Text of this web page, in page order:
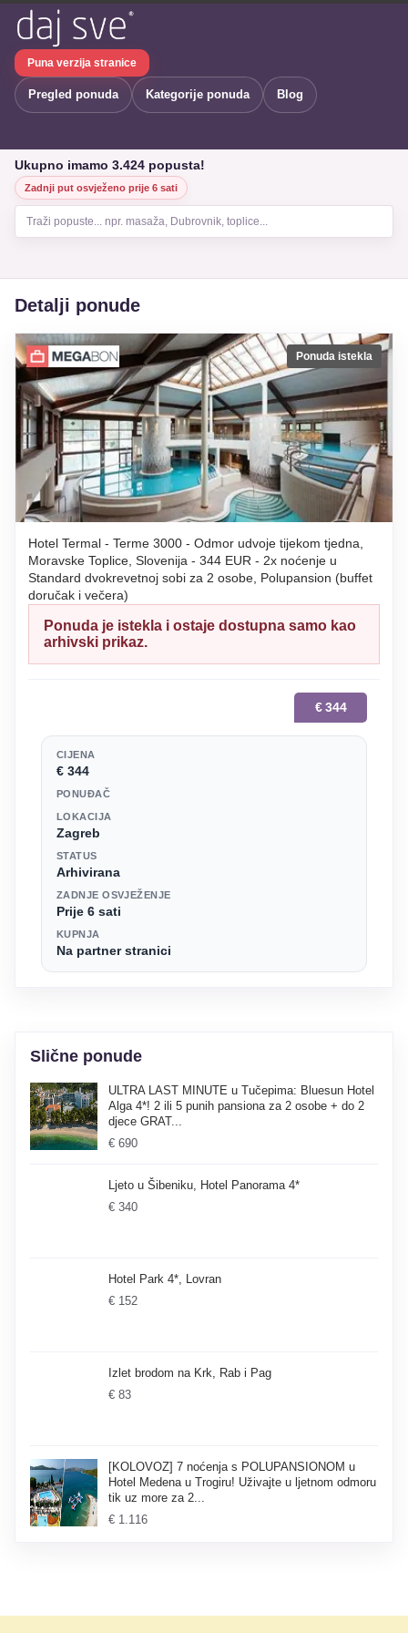
Puna verzija stranice
Pregled ponuda Kategorije ponuda Blog
Ukupno imamo 3.424 popusta!
Zadnji put osvježeno prije 6 sati
Traži popuste... npr. masaža, Dubrovnik, toplice...
Detalji ponude
Ponuda istekla
Hotel Termal - Terme 3000 - Odmor udvoje tijekom tjedna,
Moravske Toplice, Slovenija - 344 EUR - 2x noćenje u
Standard dvokrevetnoj sobi za 2 osobe, Polupansion (buffet
doručak i večera)
Ponuda je istekla i ostaje dostupna samo kao
arhivski prikaz.
€ 344
CIJENA
€ 344
PONUĐAČ
LOKACIJA
Zagreb
STATUS
Arhivirana
ZADNJE OSVJEŽENJE
Prije 6 sati
KUPNJA
Na partner stranici
Slične ponude
ULTRA LAST MINUTE u Tučepima: Bluesun Hotel
Alga 4*! 2 ili 5 punih pansiona za 2 osobe + do 2
djece GRAT...
€ 690
Ljeto u Šibeniku, Hotel Panorama 4*
€ 340
Hotel Park 4*, Lovran
€ 152
Izlet brodom na Krk, Rab i Pag
€ 83
[KOLOVOZ] 7 noćenja s POLUPANSIONOM u
Hotel Medena u Trogiru! Uživajte u ljetnom odmoru
tik uz more za 2...
€ 1.116